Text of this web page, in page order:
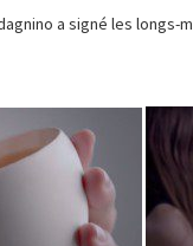
a signé les